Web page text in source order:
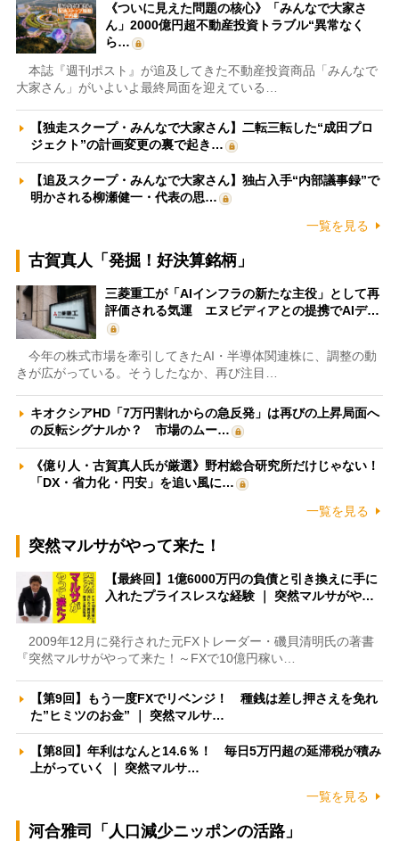
《ついに見えた問題の核心》「みんなで大家さ
ん」2000億円超不動産投資トラブル“異常なく
ら…
本誌『週刊ポスト』が追及してきた不動産投資商品「みんなで
大家さん」がいよいよ最終局面を迎えている…
【独走スクープ・みんなで大家さん】二転三転した“成田プロ
ジェクト”の計画変更の裏で起き…
【追及スクープ・みんなで大家さん】独占入手“内部議事録”で
明かされる柳瀬健一・代表の思…
一覧を見る
古賀真人「発掘！好決算銘柄」
三菱重工が「AIインフラの新たな主役」として再
評価される気運 エヌビディアとの提携でAIデ…
今年の株式市場を牽引してきたAI・半導体関連株に、調整の動
きが広がっている。そうしたなか、再び注目…
キオクシアHD「7万円割れからの急反発」は再びの上昇局面へ
の反転シグナルか？ 市場のムー…
《億り人・古賀真人氏が厳選》野村総合研究所だけじゃない！
「DX・省力化・円安」を追い風に…
一覧を見る
突然マルサがやって来た！
【最終回】1億6000万円の負債と引き換えに手に
入れたプライスレスな経験 ｜ 突然マルサがや…
2009年12月に発行された元FXトレーダー・磯貝清明氏の著書
『突然マルサがやって来た！～FXで10億円稼い…
【第9回】もう一度FXでリベンジ！ 種銭は差し押さえを免れ
た”ヒミツのお金” ｜ 突然マルサ…
【第8回】年利はなんと14.6％！ 毎日5万円超の延滞税が積み
上がっていく ｜ 突然マルサ…
一覧を見る
河合雅司「人口減少ニッポンの活路」